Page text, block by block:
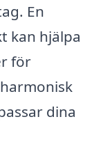
En
kan hjälpa
för
dina